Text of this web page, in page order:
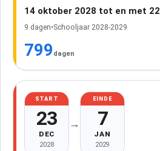
14 oktober 2028 tot en met
9 dagen•Schooljaar 2028-2029
799 dagen
START
23
DEC
2028
→
EINDE
7
JAN
2029